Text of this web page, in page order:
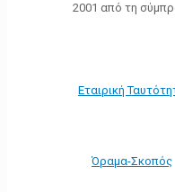
2001 από τη
Εταιρική
Όραμα-Σκοπός